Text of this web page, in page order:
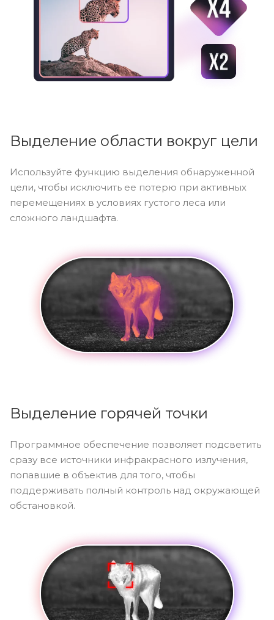
Выделение области вокруг цели
Используйте функцию выделения обнаруженной
цели, чтобы исключить ее потерю при активных
перемещениях в условиях густого леса или
сложного ландшафта.
Выделение горячей точки
Программное обеспечение позволяет подсветить
сразу все источники инфракрасного излучения,
попавшие в объектив для того, чтобы
поддерживать полный контроль над окружающей
обстановкой.